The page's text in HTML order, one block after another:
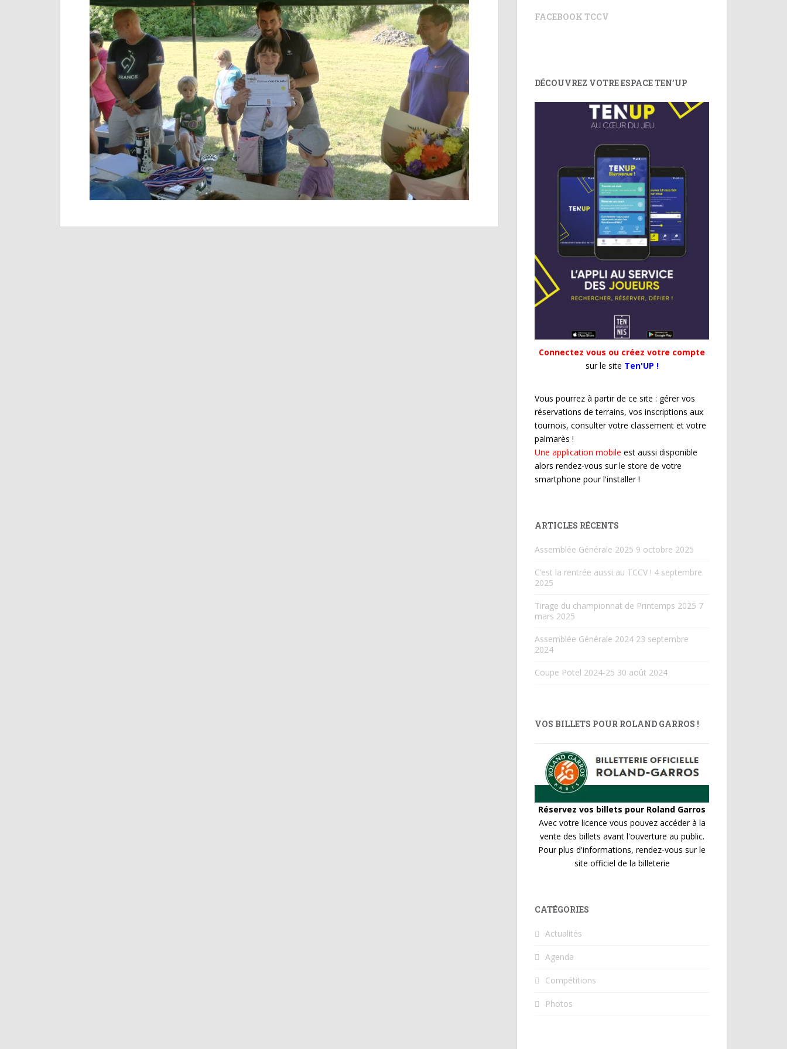
FACEBOOK TCCV
DÉCOUVREZ VOTRE ESPACE TEN’UP
Connectez vous ou créez votre compte
sur le site Ten'UP !
Vous pourrez à partir de ce site : gérer vos
réservations de terrains, vos inscriptions aux
tournois, consulter votre classement et votre
palmarès !
Une application mobile est aussi disponible
alors rendez-vous sur le store de votre
smartphone pour l'installer !
ARTICLES RÉCENTS
Assemblée Générale 2025 9 octobre 2025
C’est la rentrée aussi au TCCV ! 4 septembre
2025
Tirage du championnat de Printemps 2025 7
mars 2025
Assemblée Générale 2024 23 septembre
2024
Coupe Potel 2024-25 30 août 2024
VOS BILLETS POUR ROLAND GARROS !
Réservez vos billets pour Roland Garros
Avec votre licence vous pouvez accéder à la
vente des billets avant l'ouverture au public.
Pour plus d'informations, rendez-vous sur le
site officiel de la billeterie
CATÉGORIES
Actualités
Agenda
Compétitions
Photos